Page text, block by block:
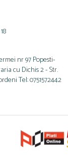
nr 97 Popesti-
cu Dichis 2 - Str.
Tel: 0751572442